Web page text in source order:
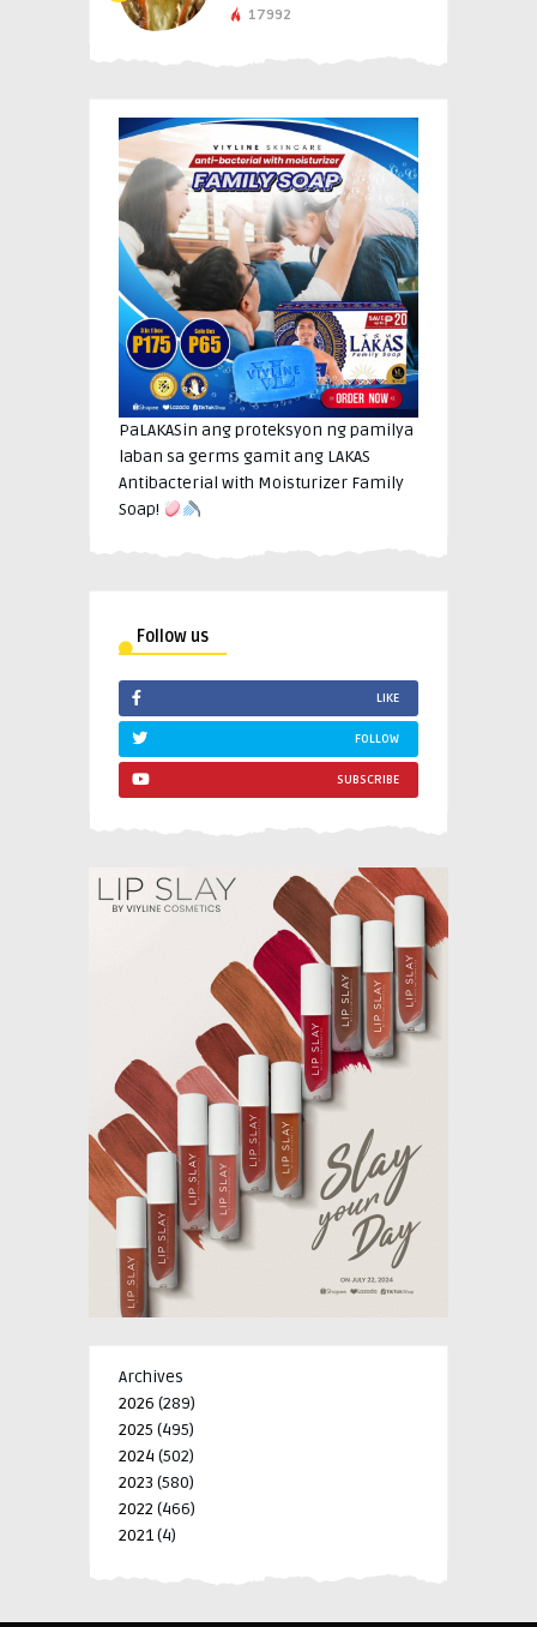
17992
PaLAKASin ang proteksyon ng pamilya
laban sa germs gamit ang LAKAS
Antibacterial with Moisturizer Family
Soap!
Follow us
LIKE
FOLLOW
SUBSCRIBE
Archives
2026 (289)
2025 (495)
2024 (502)
2023 (580)
2022 (466)
2021(4)